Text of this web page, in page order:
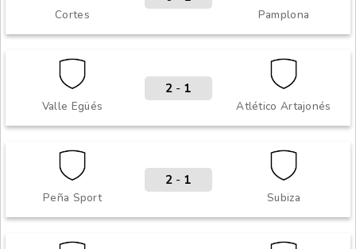
Cortes Pamplona
Valle Egüés Atlético Artajonés
2 - 1
Peña Sport Subiza
2 - 1